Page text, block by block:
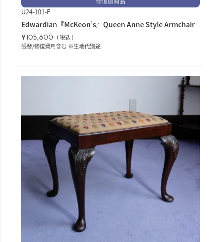
U24-101-F
Edwardian『McKeon’s』Queen Anne Style Armchair
¥105,600
税込
張替/修復費用含む ※生地代別途